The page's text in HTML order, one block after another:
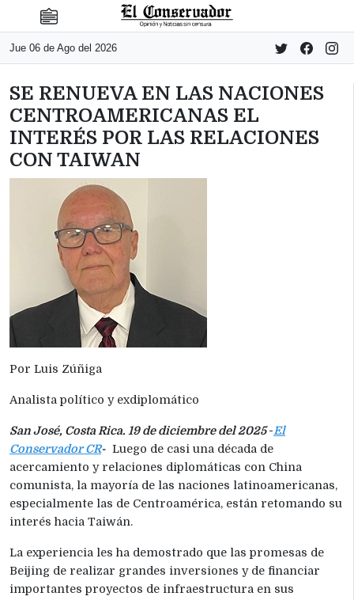
Jue 06 de Ago del 2026
SE RENUEVA EN LAS NACIONES
CENTROAMERICANAS EL
INTERÉS POR LAS RELACIONES
CON TAIWAN
Por Luis Zúñiga
Analista político y exdiplomático
San José, Costa Rica. 19 de diciembre del 2025-El
Conservador CR- Luego de casi una década de
acercamiento y relaciones diplomáticas con China
comunista, la mayoría de las naciones latinoamericanas,
especialmente las de Centroamérica, están retomando su
interés hacia Taiwán.
La experiencia les ha demostrado que las promesas de
Beijing de realizar grandes inversiones y de financiar
importantes proyectos de infraestructura en sus